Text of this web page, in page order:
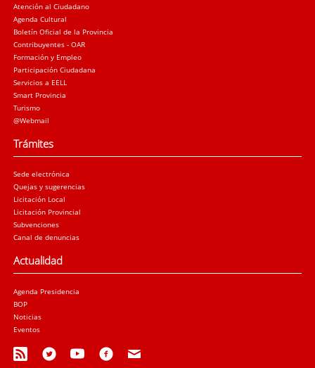
Atención al Ciudadano
Agenda Cultural
Boletín Oficial de la Provincia
Contribuyentes - OAR
Formación y Empleo
Participación Ciudadana
Servicios a EELL
Smart Provincia
Turismo
@Webmail
Trámites
Sede electrónica
Quejas y sugerencias
Licitación Local
Licitación Provincial
Subvenciones
Canal de denuncias
Actualidad
Agenda Presidencia
BOP
Noticias
Eventos